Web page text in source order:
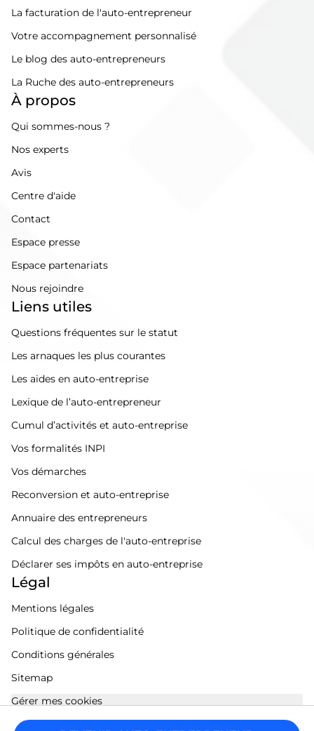
La facturation de l'auto-entrepreneur
Votre accompagnement personnalisé
Le blog des auto-entrepreneurs
La Ruche des auto-entrepreneurs
À propos
Qui sommes-nous ?
Nos experts
Avis
Centre d'aide
Contact
Espace presse
Espace partenariats
Nous rejoindre
Liens utiles
Questions fréquentes sur le statut
Les arnaques les plus courantes
Les aides en auto-entreprise
Lexique de l’auto-entrepreneur
Cumul d’activités et auto-entreprise
Vos formalités INPI
Vos démarches
Reconversion et auto-entreprise
Annuaire des entrepreneurs
Calcul des charges de l'auto-entreprise
Déclarer ses impôts en auto-entreprise
Légal
Mentions légales
Politique de confidentialité
Conditions générales
Sitemap
Gérer mes cookies